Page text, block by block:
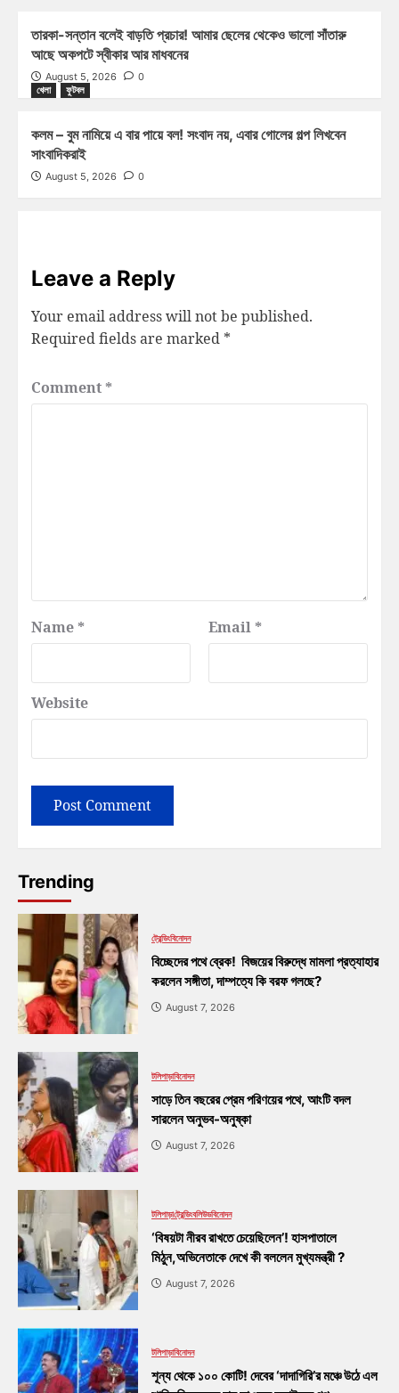
তারকা-সন্তান বলেই বাড়তি প্রচার! আমার ছেলের থেকেও ভালো সাঁতারু
আছে অকপটে স্বীকার আর মাধবনের
August 5, 2026
0
খেলা
ফুটবল
কলম – বুম নামিয়ে এ বার পায়ে বল! সংবাদ নয়, এবার গোলের গল্প লিখবেন
সাংবাদিকরাই
August 5, 2026 0
Leave a Reply
Your email address will not be published.
Required fields are marked *
Comment *
Name * Email *
Website
Trending
ট্রেন্ডিংবিনোদন
বিচ্ছেদের পথে ব্রেক! বিজয়ের বিরুদ্ধে মামলা প্রত্যাহার
করলেন সঙ্গীতা, দাম্পত্যে কি বরফ গলছে?
August 7, 2026
টলিপাড়াবিনোদন
সাড়ে তিন বছরের প্রেম পরিণয়ের পথে, আংটি বদল
সারলেন অনুভব-অনুষ্কা
August 7, 2026
টলিপাড়াট্রেন্ডিংবলিউডবিনোদন
‘বিষয়টা নীরব রাখতে চেয়েছিলেন’! হাসপাতালে
মিঠুন,অভিনেতাকে দেখে কী বললেন মুখ্যমন্ত্রী ?
August 7, 2026
টলিপাড়াবিনোদন
শূন্য থেকে ১০০ কোটি! দেবের ‘দাদাগিরি’র মঞ্চে উঠে এল